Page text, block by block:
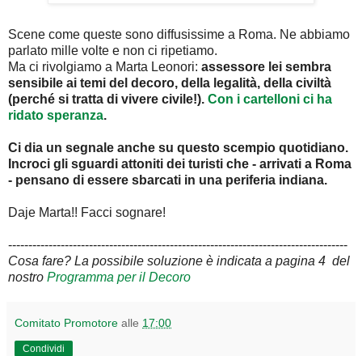
Scene come queste sono diffusissime a Roma. Ne abbiamo
parlato mille volte e non ci ripetiamo.
Ma ci rivolgiamo a Marta Leonori: assessore lei sembra
sensibile ai temi del decoro, della legalità, della civiltà
(perché si tratta di vivere civile!). Con i cartelloni ci ha
ridato speranza.
Ci dia un segnale anche su questo scempio quotidiano.
Incroci gli sguardi attoniti dei turisti che - arrivati a Roma
- pensano di essere sbarcati in una periferia indiana.
Daje Marta!! Facci sognare!
------------------------------------------------------------------------------------
Cosa fare? La possibile soluzione è indicata a pagina 4 del
nostro Programma per il Decoro
Comitato Promotore alle 17:00
Condividi